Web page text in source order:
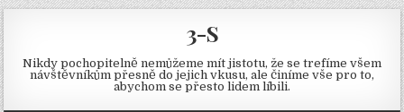
3-S
Nikdy pochopitelně nemůžeme mít jistotu, že se trefíme všem
návštěvníkům přesně do jejich vkusu, ale činíme vše pro to,
abychom se přesto lidem líbili.